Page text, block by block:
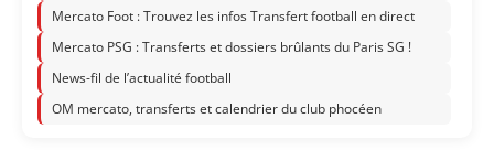
Mercato Foot : Trouvez les infos Transfert football en direct
Mercato PSG : Transferts et dossiers brûlants du Paris SG !
News-fil de l’actualité football
OM mercato, transferts et calendrier du club phocéen